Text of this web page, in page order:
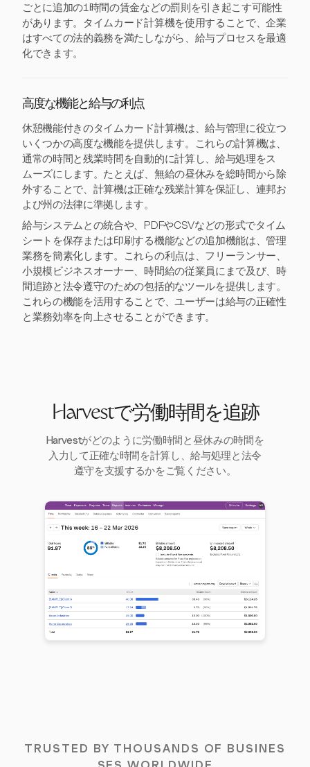
ごとに追加の1時間の賃金などの罰則を引き起こす可能性
があります。タイムカード計算機を使用することで、企業
はすべての法的義務を満たしながら、給与プロセスを最適
化できます。
高度な機能と給与の利点
休憩機能付きのタイムカード計算機は、給与管理に役立つ
いくつかの高度な機能を提供します。これらの計算機は、
通常の時間と残業時間を自動的に計算し、給与処理をス
ムーズにします。たとえば、無給の昼休みを総時間から除
外することで、計算機は正確な残業計算を保証し、連邦お
よび州の法律に準拠します。
給与システムとの統合や、PDFやCSVなどの形式でタイム
シートを保存または印刷する機能などの追加機能は、管理
業務を簡素化します。これらの利点は、フリーランサー、
小規模ビジネスオーナー、時間給の従業員にまで及び、時
間追跡と法令遵守のための包括的なツールを提供します。
これらの機能を活用することで、ユーザーは給与の正確性
と業務効率を向上させることができます。
Harvestで労働時間を追跡
Harvestがどのように労働時間と昼休みの時間を
入力して正確な時間を計算し、給与処理と法令
遵守を支援するかをご覧ください。
TRUSTED BY THOUSANDS OF BUSINES